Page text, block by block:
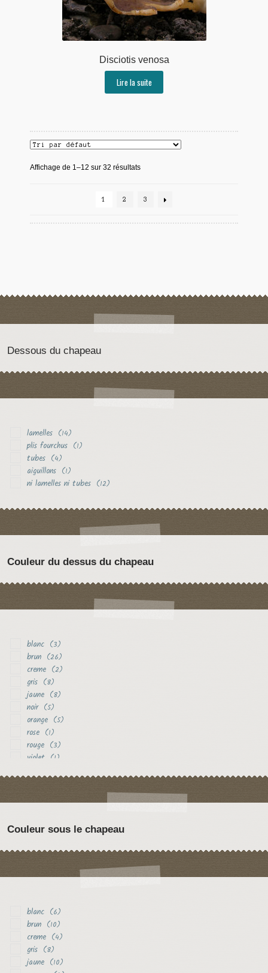
Disciotis venosa
Lire la suite
Affichage de 1–12 sur 32 résultats
1 2 3
Dessous du chapeau
lamelles (14)
plis fourchus (1)
tubes (4)
aiguillons (1)
ni lamelles ni tubes (12)
Couleur du dessus du chapeau
blanc (3)
brun (26)
creme (2)
gris (8)
jaune (8)
noir (5)
orange (5)
rose (1)
rouge (3)
violet (1)
Couleur sous le chapeau
blanc (6)
brun (10)
creme (4)
gris (8)
jaune (10)